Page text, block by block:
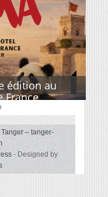
édition au
France.
– tanger-
- Designed by